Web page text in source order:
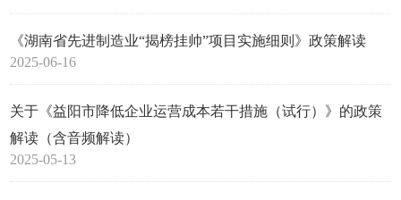
《湖南省先进制造业“揭榜挂帅”项目实施细则》政策解读
2025-06-16
关于《益阳市降低企业运营成本若干措施（试行）》的政策
解读（含音频解读）
2025-05-13